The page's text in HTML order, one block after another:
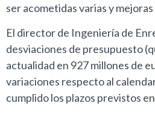
ser acometidas varias y
El director de Ingeniería de
desviaciones de presupuesto
actualidad en 927 millones de
variaciones respecto al
cumplido los plazos previstos